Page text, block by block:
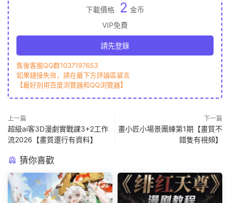
下載價格 2 金币
VIP免費
請先登錄
售後客服QQ群1037197653
如果鏈接失效，請在最下方評論區留言
【最好别用百度浏覽器和QQ浏覽器】
上一篇
超級ai客3D漫劇實戰課3+2工作
流2026【畫質還行有資料】
下一篇
畫小匠小場景團練第1期【畫質不
錯隻有視頻】
猜你喜歡